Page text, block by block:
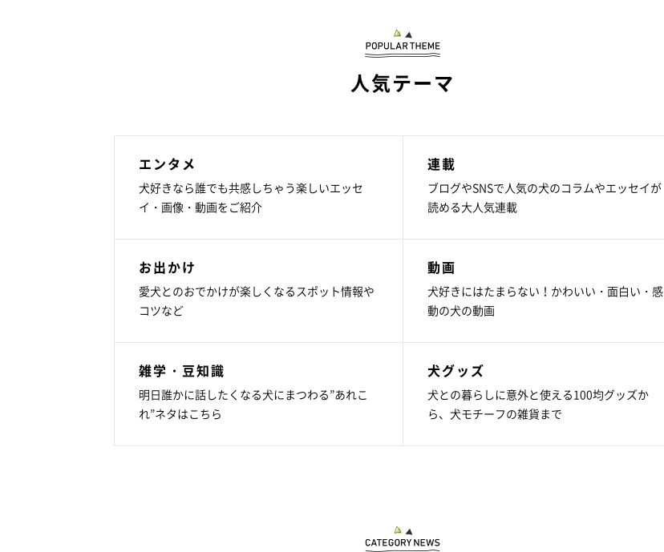
人気テーマ
エンタメ
犬好きなら誰でも共感しちゃう楽しいエッセ
イ・画像・動画をご紹介
連載
ブログやSNSで人気の犬のコラムやエッセイが
読める大人気連載
お出かけ
愛犬とのおでかけが楽しくなるスポット情報や
コツなど
動画
犬好きにはたまらない！かわいい・面白い・感
動の犬の動画
雑学・豆知識
明日誰かに話したくなる犬にまつわる”あれこ
れ”ネタはこちら
犬グッズ
犬との暮らしに意外と使える100均グッズか
ら、犬モチーフの雑貨まで